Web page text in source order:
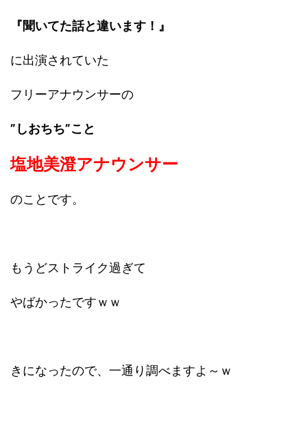
『聞いてた話と違います！』
に出演されていた
フリーアナウンサーの
”しおちち”こと
塩地美澄アナウンサー
のことです。
もうどストライク過ぎて
やばかったですｗｗ
きになったので、一通り調べますよ～ｗ